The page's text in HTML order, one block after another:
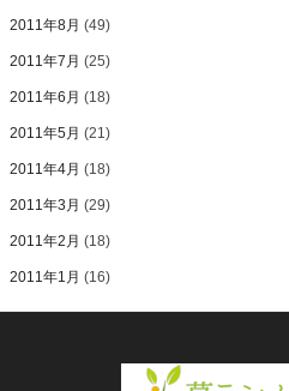
2011年8月 (49)
2011年7月 (25)
2011年6月 (18)
2011年5月 (21)
2011年4月 (18)
2011年3月 (29)
2011年2月 (18)
2011年1月 (16)